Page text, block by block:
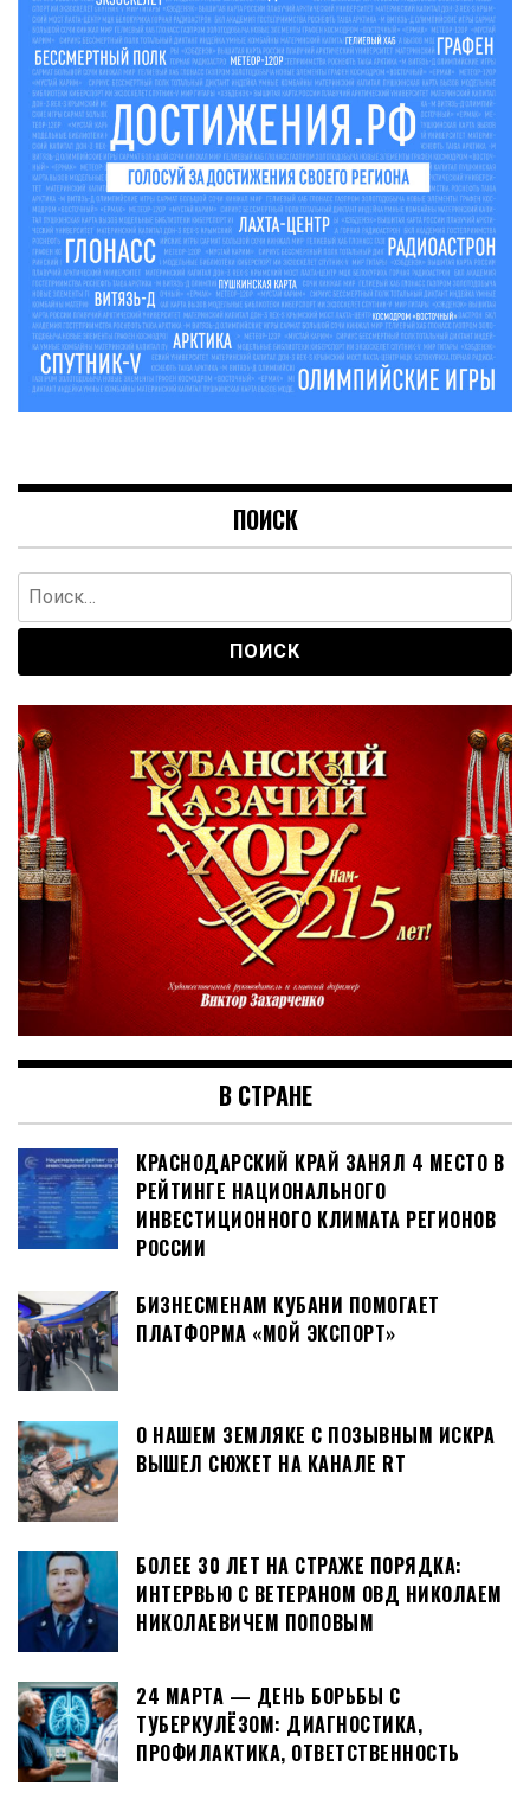
ПОИСК
Найти:
В СТРАНЕ
КРАСНОДАРСКИЙ КРАЙ ЗАНЯЛ 4 МЕСТО В
РЕЙТИНГЕ НАЦИОНАЛЬНОГО
ИНВЕСТИЦИОННОГО КЛИМАТА РЕГИОНОВ
РОССИИ
БИЗНЕСМЕНАМ КУБАНИ ПОМОГАЕТ
ПЛАТФОРМА «МОЙ ЭКСПОРТ»
О НАШЕМ ЗЕМЛЯКЕ С ПОЗЫВНЫМ ИСКРА
ВЫШЕЛ СЮЖЕТ НА КАНАЛЕ RT
БОЛЕЕ 30 ЛЕТ НА СТРАЖЕ ПОРЯДКА:
ИНТЕРВЬЮ С ВЕТЕРАНОМ ОВД НИКОЛАЕМ
НИКОЛАЕВИЧЕМ ПОПОВЫМ
24 МАРТА — ДЕНЬ БОРЬБЫ С
ТУБЕРКУЛЁЗОМ: ДИАГНОСТИКА,
ПРОФИЛАКТИКА, ОТВЕТСТВЕННОСТЬ